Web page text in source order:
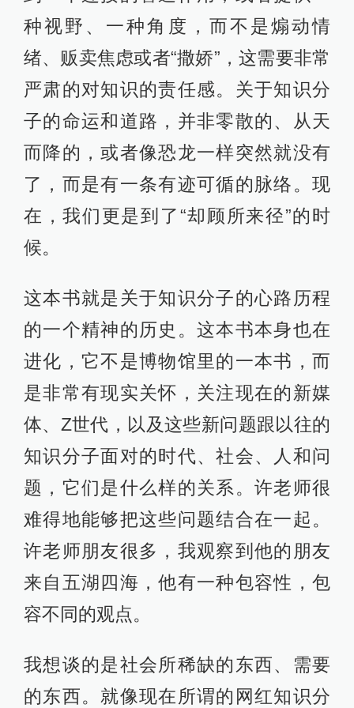
种视野、一种角度，而不是煽动情
绪、贩卖焦虑或者“撒娇”，这需要非常
严肃的对知识的责任感。关于知识分
子的命运和道路，并非零散的、从天
而降的，或者像恐龙一样突然就没有
了，而是有一条有迹可循的脉络。现
在，我们更是到了“却顾所来径”的时
候。
这本书就是关于知识分子的心路历程
的一个精神的历史。这本书本身也在
进化，它不是博物馆里的一本书，而
是非常有现实关怀，关注现在的新媒
体、Z世代，以及这些新问题跟以往的
知识分子面对的时代、社会、人和问
题，它们是什么样的关系。许老师很
难得地能够把这些问题结合在一起。
许老师朋友很多，我观察到他的朋友
来自五湖四海，他有一种包容性，包
容不同的观点。
我想谈的是社会所稀缺的东西、需要
的东西。就像现在所谓的网红知识分